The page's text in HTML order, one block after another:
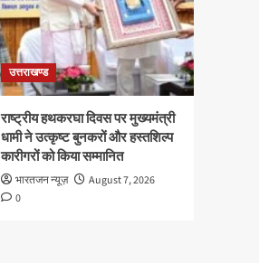
उत्तराखण्ड
राष्ट्रीय हथकरघा दिवस पर मुख्यमंत्री
धामी ने उत्कृष्ट बुनकरों और हस्तशिल्प
कारीगरों को किया सम्मानित
भारतजन न्यूज़
August 7, 2026
0